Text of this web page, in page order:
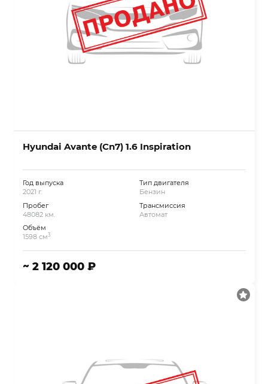
Hyundai Avante (Cn7) 1.6 Inspiration
Год выпуска
2021 г.
Пробег
48082 км.
Объём
1598 см3
Тип двигателя
Бензин
Трансмиссия
Автомат
~ 2 120 000 ₽